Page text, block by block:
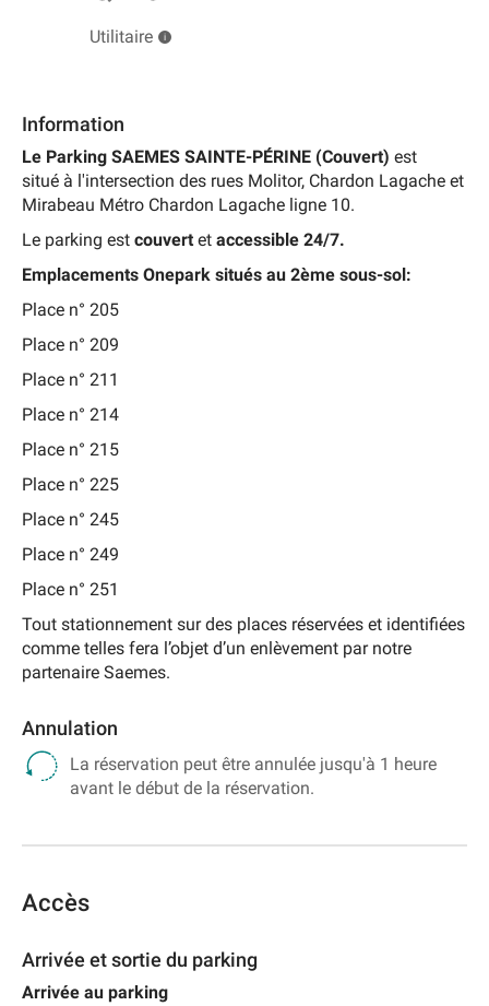
Utilitaire
Information
Le Parking SAEMES SAINTE-PÉRINE (Couvert) est
situé à l'intersection des rues Molitor, Chardon Lagache et
Mirabeau Métro Chardon Lagache ligne 10.
Le parking est couvert et accessible 24/7.
Emplacements Onepark situés au 2ème sous-sol:
Place n° 205
Place n° 209
Place n° 211
Place n° 214
Place n° 215
Place n° 225
Place n° 245
Place n° 249
Place n° 251
Tout stationnement sur des places réservées et identifiées
comme telles fera l’objet d’un enlèvement par notre
partenaire Saemes.
Annulation
La réservation peut être annulée jusqu'à 1 heure
avant le début de la réservation.
Accès
Arrivée et sortie du parking
Arrivée au parking